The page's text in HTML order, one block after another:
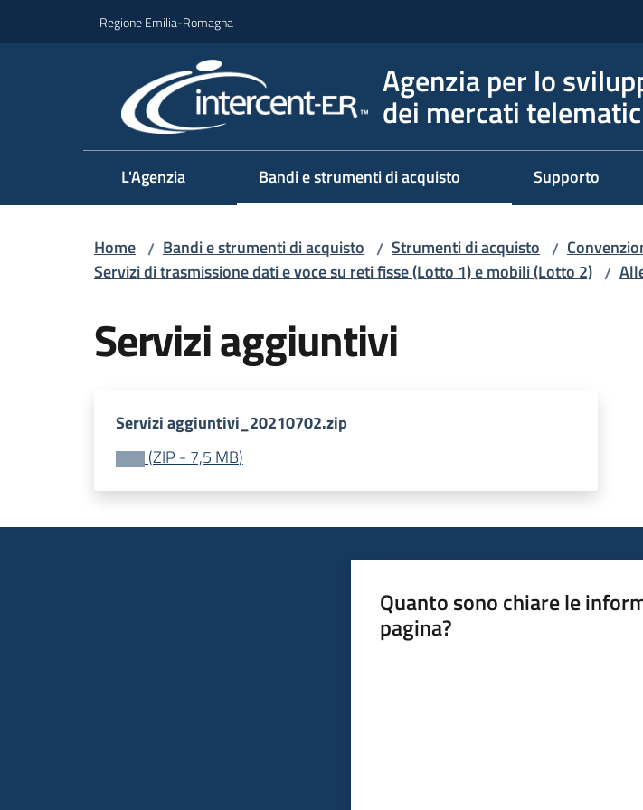
Regione Emilia-Romagna
Agenzia per lo
dei mercati
L'Agenzia Bandi e strumenti di acquisto Supporto
Home / Bandi e strumenti di acquisto / Strumenti di acquisto /
Servizi di trasmissione dati e voce su reti fisse (Lotto 1) e mobili (Lotto 2) /
Servizi aggiuntivi
Servizi aggiuntivi_20210702.zip
(ZIP - 7,5 MB)
Quanto sono chiare le
pagina?